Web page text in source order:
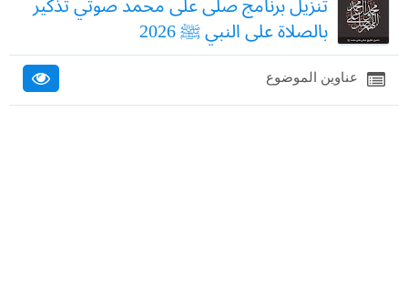
تنزيل برنامج صلى على محمد صوتي تذكير
بالصلاة على النبي ﷺ 2026
عناوين الموضوع